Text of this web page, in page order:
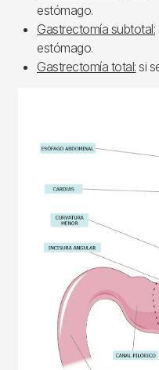
estómago.
Gastrectomía subtotal:
estómago.
Gastrectomía total: si